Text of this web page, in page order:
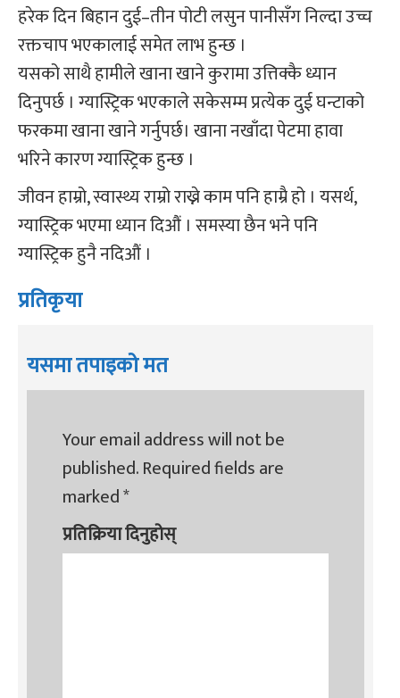
हरेक दिन बिहान दुई–तीन पोटी लसुन पानीसँग निल्दा उच्च
रक्तचाप भएकालाई समेत लाभ हुन्छ ।
यसको साथै हामीले खाना खाने कुरामा उत्तिक्कै ध्यान
दिनुपर्छ । ग्यास्ट्रिक भएकाले सकेसम्म प्रत्येक दुई घन्टाको
फरकमा खाना खाने गर्नुपर्छ। खाना नखाँदा पेटमा हावा
भरिने कारण ग्यास्ट्रिक हुन्छ ।
जीवन हाम्रो, स्वास्थ्य राम्रो राख्ने काम पनि हाम्रै हो । यसर्थ,
ग्यास्ट्रिक भएमा ध्यान दिऔं । समस्या छैन भने पनि
ग्यास्ट्रिक हुनै नदिऔं ।
प्रतिकृया
यसमा तपाइको मत
Your email address will not be
published.Required fields are
marked*
प्रतिक्रिया दिनुहोस्